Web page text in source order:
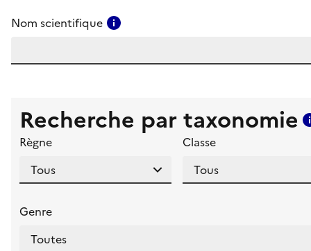
Nom scientifique
Recherche par taxonomie
Règne Classe
Genre